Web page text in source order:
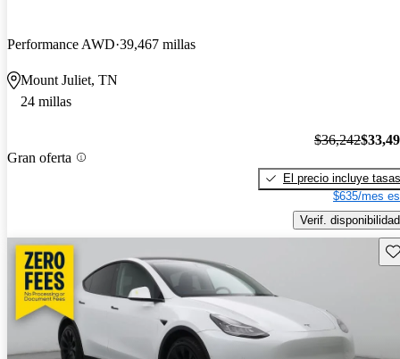
Performance AWD 39,467 millas
Mount Juliet, TN
24 millas
Gran oferta
$36,242
El precio incluye tasas
$635/mes
Verif. disponibilidad